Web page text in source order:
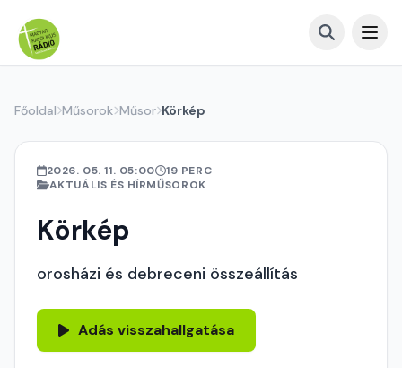
Főoldal Műsorok Műsor Körkép
2026. 05. 11. 05:00
19 PERC
AKTUÁLIS ÉS HÍRMŰSOROK
Körkép
orosházi és debreceni összeállítás
Adás visszahallgatása